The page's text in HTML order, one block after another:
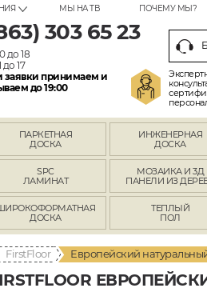
МЫ НА ТВ ПОЧЕМУ МЫ?
303 65 23
до 18
до 17
заявки принимаем и
до 19:00
ПАРКЕТНАЯ
ДОСКА
ИНЖЕНЕРНАЯ
ДОСКА
SPC
ЛАМИНАТ
МОЗАИКА И 3Д
ПАНЕЛИ ИЗ
ДОСКА
ТЕПЛЫЙ
ПОЛ
FirstFloor Европейский